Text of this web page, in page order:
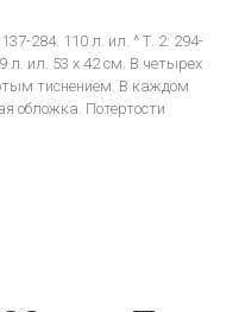
284. 110 л. ил. ^ Т. 2: 294-
л. ил. 53 х 42 см. В четырех
тиснением. В каждом
обложка. Потертости